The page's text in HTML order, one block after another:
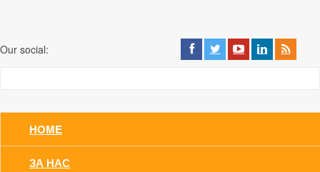
Our social:
HOME
ЗА НАС